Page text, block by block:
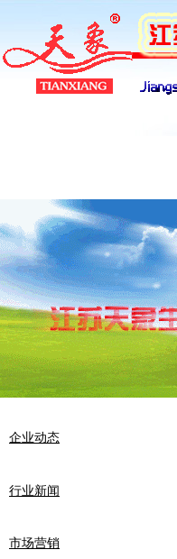
新闻分类
企业动态
行业新闻
市场营销